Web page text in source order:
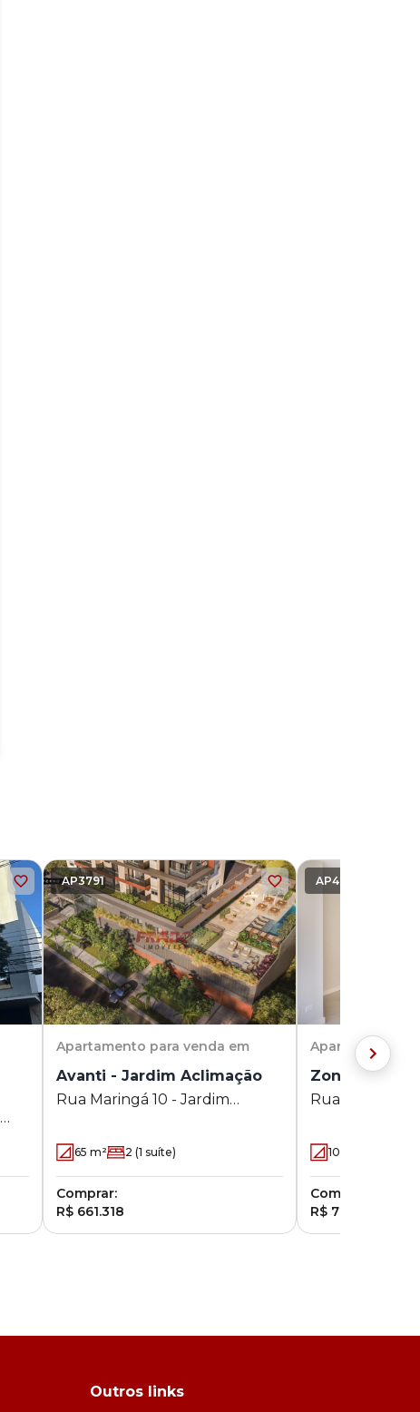
AP3791
Apartamento para venda em
Avanti - Jardim Aclimação
Rua Maringá 10 - Jardim
65 m² 2 (1 suíte)
Comprar:
R$ 661.318
AP4295
Apartamento
Zona 07
Rua Marechal
100
Comprar:
R$ 720.000
Outros links